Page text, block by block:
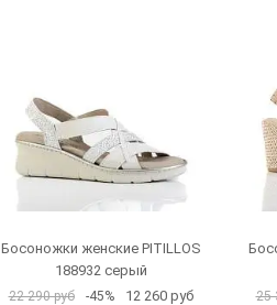
Босоножки женские PITILLOS
188932 серый
22 290 руб -45% 12 260 руб 25